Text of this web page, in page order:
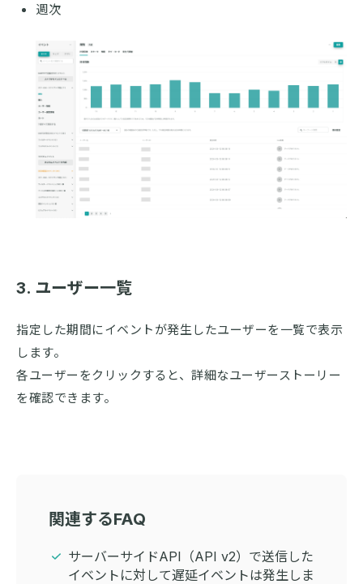
週次
3. ユーザー一覧
指定した期間にイベントが発生したユーザーを一覧で表示
します。
各ユーザーをクリックすると、詳細なユーザーストーリー
を確認できます。
関連するFAQ
サーバーサイドAPI（API v2）で送信した
イベントに対して遅延イベントは発生しま